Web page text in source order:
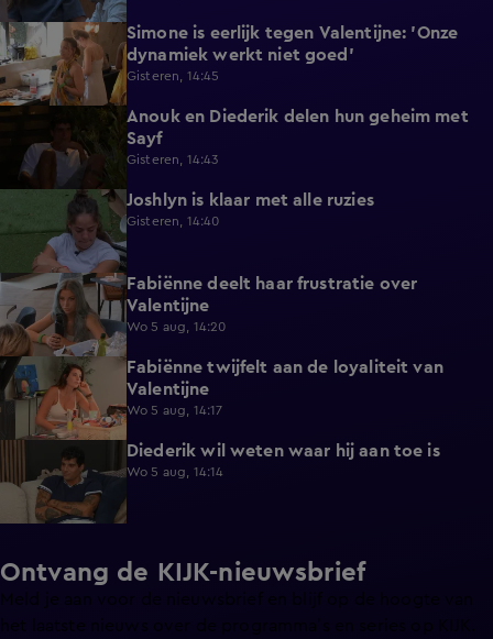
1:12
Simone is eerlijk tegen Valentijne: 'Onze
dynamiek werkt niet goed'
Gisteren, 14:45
0:48
Anouk en Diederik delen hun geheim met
Sayf
Gisteren, 14:43
Joshlyn is klaar met alle ruzies
Gisteren, 14:40
0:29
Fabiënne deelt haar frustratie over
Valentijne
Wo 5 aug, 14:20
0:58
Fabiënne twijfelt aan de loyaliteit van
Valentijne
Wo 5 aug, 14:17
Diederik wil weten waar hij aan toe is
Wo 5 aug, 14:14
Ontvang de KIJK-nieuwsbrief